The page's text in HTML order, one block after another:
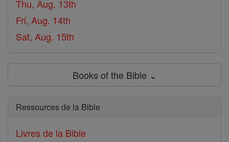
Thu, Aug. 13th
Fri, Aug. 14th
Sat, Aug. 15th
Books of the Bible ⌄
Ressources de la Bible
Livres de la Bible